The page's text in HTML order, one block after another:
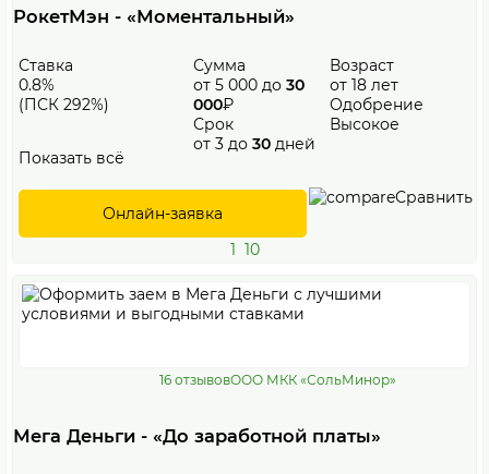
РокетМэн - «Моментальный»
Ставка
0.8%
(ПСК 292%)
Сумма
от 5 000 до 30
000₽
Срок
от 3 до 30 дней
Возраст
от 18 лет
Одобрение
Высокое
Показать всё
Онлайн-заявка
Сравнить
1 10
16 отзывовООО МКК «СольМинор»
Мега Деньги - «До заработной платы»